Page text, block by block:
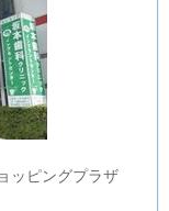
ッピングプラザ